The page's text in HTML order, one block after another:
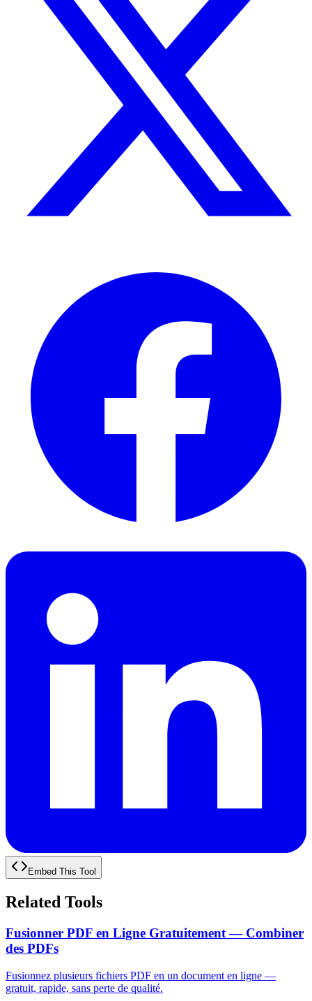
Embed This Tool
Related Tools
Fusionner PDF en Ligne Gratuitement — Combiner
des PDFs
Fusionnez plusieurs fichiers PDF en un document en ligne —
gratuit, rapide, sans perte de qualité.